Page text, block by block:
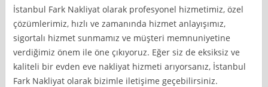
İstanbul Fark Nakliyat olarak profesyonel hizmetimiz, özel
çözümlerimiz, hızlı ve zamanında hizmet anlayışımız,
sigortalı hizmet sunmamız ve müşteri memnuniyetine
verdiğimiz önem ile öne çıkıyoruz. Eğer siz de eksiksiz ve
kaliteli bir evden eve nakliyat hizmeti arıyorsanız, İstanbul
Fark Nakliyat olarak bizimle iletişime geçebilirsiniz.